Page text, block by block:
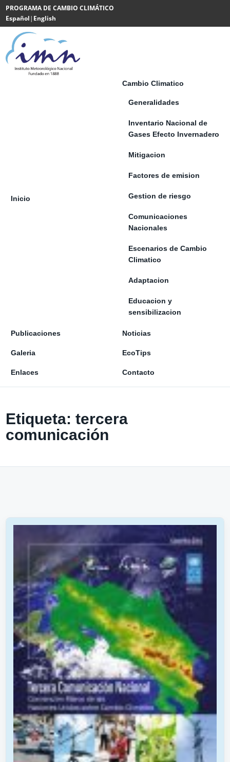
Saltar al contenido
PROGRAMA DE CAMBIO CLIMÁTICO
Español| English
Powered
by
Translate
Inicio
Cambio Climatico
Generalidades
Inventario Nacional de
Gases Efecto Invernadero
Mitigacion
Factores de emision
Gestion de riesgo
Comunicaciones
Nacionales
Escenarios de Cambio
Climatico
Adaptacion
Educacion y
sensibilizacion
Publicaciones Noticias
Galeria EcoTips
Enlaces Contacto
Etiqueta: tercera
comunicación